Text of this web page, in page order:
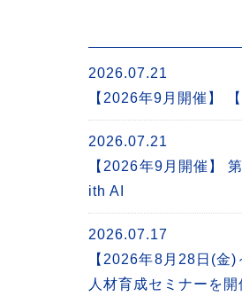
2026.07.21
【2026年9月開催】
2026.07.21
【2026年9月開催】
ith AI
2026.07.17
【2026年8月28日(金
人材育成セミナーを